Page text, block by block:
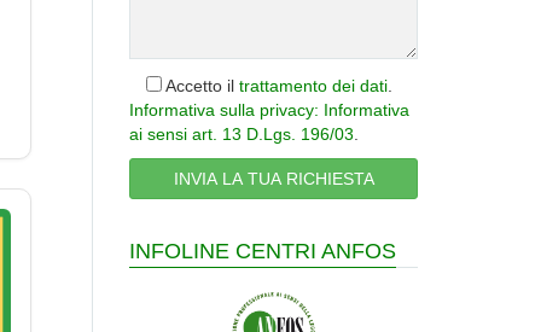
Accetto il trattamento dei dati
Informativa sulla privacy: Informativa
ai sensi art. 13 D.Lgs. 196/03
INFOLINE CENTRI ANFOS